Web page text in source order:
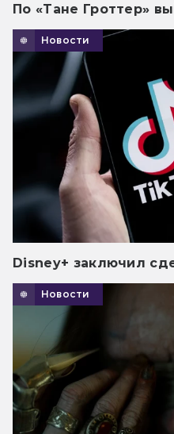
По «Тане Гроттер»
Новости
Disney+ заключил
Новости